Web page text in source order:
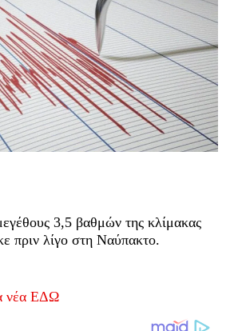
3,5 βαθμών της κλίμακας
πριν λίγο στη Ναύπακτο.
νέα ΕΔΩ